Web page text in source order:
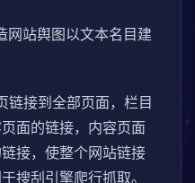
网站舆图以文本名目建
链接到全部页面，栏目
面的链接，内容页面
接，使整个网站链接
搜刮引擎爬行抓取。